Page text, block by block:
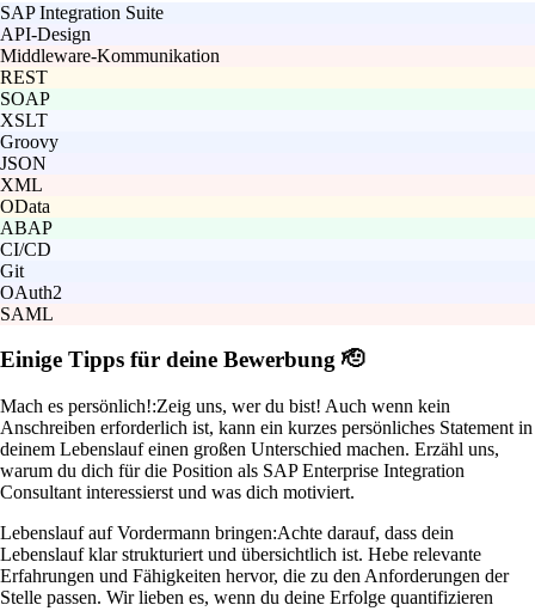
SAP Integration Suite
API-Design
Middleware-Kommunikation
REST
SOAP
XSLT
Groovy
JSON
XML
OData
ABAP
CI/CD
Git
OAuth2
SAML
Einige Tipps für deine Bewerbung 🫡
Mach es persönlich!:Zeig uns, wer du bist! Auch wenn kein
Anschreiben erforderlich ist, kann ein kurzes persönliches Statement in
deinem Lebenslauf einen großen Unterschied machen. Erzähl uns,
warum du dich für die Position als SAP Enterprise Integration
Consultant interessierst und was dich motiviert.
Lebenslauf auf Vordermann bringen:Achte darauf, dass dein
Lebenslauf klar strukturiert und übersichtlich ist. Hebe relevante
Erfahrungen und Fähigkeiten hervor, die zu den Anforderungen der
Stelle passen. Wir lieben es, wenn du deine Erfolge quantifizieren